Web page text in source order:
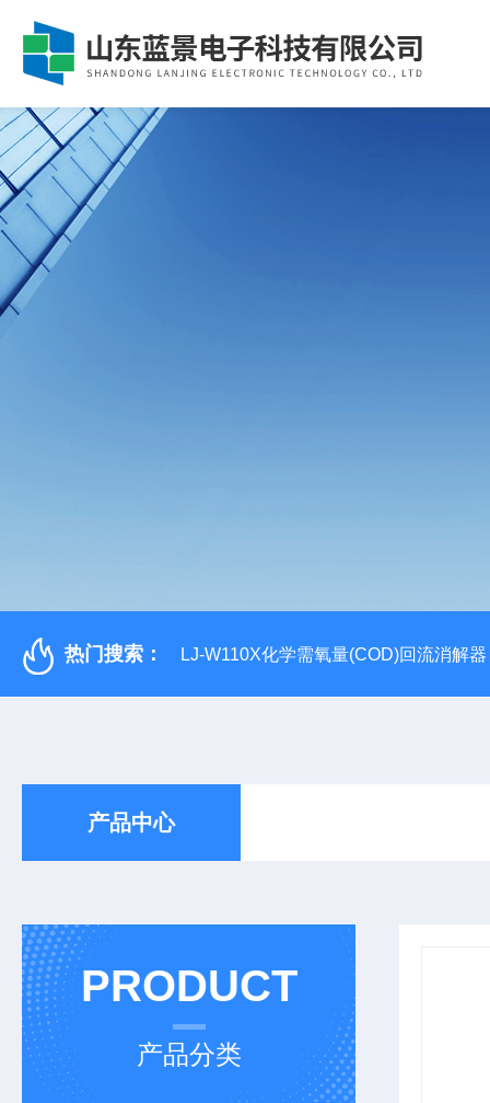
热门搜索： LJ-W110X化学需氧量(COD)回流消解器
产品中心
PRODUCT
产品分类